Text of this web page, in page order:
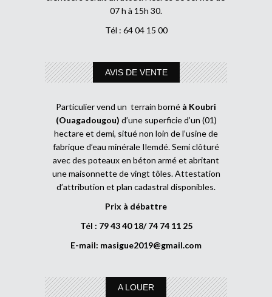
07 h à 15h 30.
Tél : 64 04 15 00
AVIS DE VENTE
Particulier vend un terrain borné à Koubri
(Ouagadougou) d’une superficie d’un (01)
hectare et demi, situé non loin de l’usine de
fabrique d’eau minérale Ilemdé. Semi clôturé
avec des poteaux en béton armé et abritant
une maisonnette de vingt tôles. Attestation
d’attribution et plan cadastral disponibles.
Prix à débattre
Tél : 79 43 40 18/ 74 74 11 25
E-mail: masigue2019@gmail.com
A LOUER